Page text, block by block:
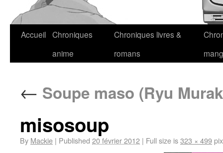
Accueil Chroniques
anime
Chroniques livres &
romans
← Soupe maso (Ryu
misosoup
By Mackie | Published 20 février 2012 | Full size is323 × 499